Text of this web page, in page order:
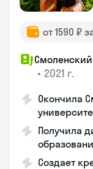
от 1590 ₽
• 2021 г.
Окончила
Получила
Создает